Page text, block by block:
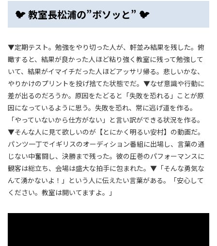
🐦 教室長松浦の”ボソッと” 🐦
▼定期テスト。勉強をやり切った人が、軒並み結果を残した。俯
瞰すると、結果が良かった人ほど粘り強く教室に残って勉強して
いて、結果がイマイチだった人ほどアッサリ帰る。悲しいかな、
やりかけのプリントを投げ捨てた状態でだ。▼なぜ意識や行動に
差が出るのだろうか。原因をたどると「失敗を恐れる」ことが原
因になっているように思う。失敗を恐れ、常に逃げ道を作る。
「やっていないから仕方がない」と言い訳ができる状況を作る。
▼そんな人に見て欲しいのが【とにかく明るい安村】の動画だ。
パンツ一丁でイギリスのオーディション番組に出場し、言葉の通
じない中奮闘し、決勝まで残った。彼の圧巻のパフォーマンスに
観客は総立ち、会場は盛大な拍手に包まれた。▼「そんな勇気な
んて湧かないよ！」という人に伝えたい言葉がある。「安心して
ください。教室は開いてますよ。」